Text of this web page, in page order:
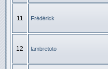
11 Frédérick
12 lambretoto